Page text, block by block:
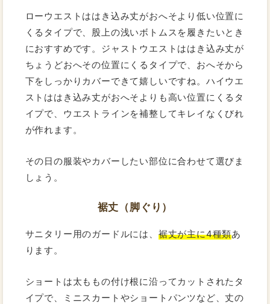
ローウエストははき込み丈がおへそより低い位置に
くるタイプで、股上の浅いボトムスを履きたいとき
におすすめです。ジャストウエストははき込み丈が
ちょうどおへその位置にくるタイプで、おへそから
下をしっかりカバーできて嬉しいですね。ハイウエ
ストははき込み丈がおへそよりも高い位置にくるタ
イプで、ウエストラインを補整してキレイなくびれ
が作れます。
その日の服装やカバーしたい部位に合わせて選びま
しょう。
裾丈（脚ぐり）
サニタリー用のガードルには、 裾丈が主に4種類あ
ります。
ショートは太ももの付け根に沿ってカットされたタ
イプで、ミニスカートやショートパンツなど、丈の